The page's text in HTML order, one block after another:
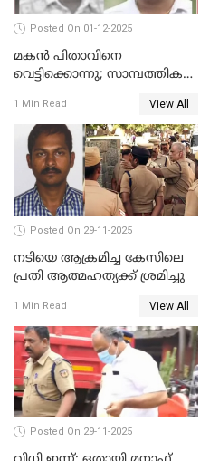
Posted On 01-12-2025
മകൻ പിതാവിനെ
വെട്ടിക്കൊന്നു; സാമ്പത്തിക
1 Min Read View All
Posted On 29-11-2025
നടിയെ ആക്രമിച്ച കേസിലെ
പ്രതി ആത്മഹത്യക്ക് ശ്രമിച്ചു
1 Min Read View All
Posted On 29-11-2025